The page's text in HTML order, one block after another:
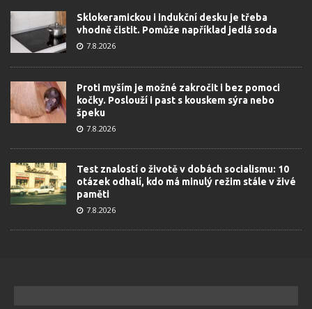
Sklokeramickou i indukční desku je třeba
vhodně čistit. Pomůže například jedlá soda
7.8.2026
Proti myším je možné zakročit i bez pomoci
kočky. Poslouží i past s kouskem sýra nebo
špeku
7.8.2026
Test znalostí o životě v dobách socialismu: 10
otázek odhalí, kdo má minulý režim stále v živé
paměti
7.8.2026